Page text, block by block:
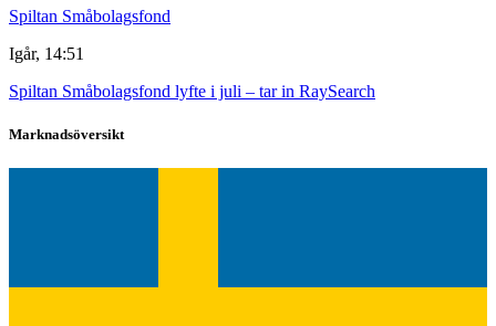
Spiltan Småbolagsfond
Igår, 14:51
Spiltan Småbolagsfond lyfte i juli – tar in RaySearch
Marknadsöversikt